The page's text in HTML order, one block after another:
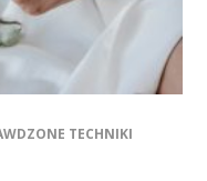
TECHNIKI